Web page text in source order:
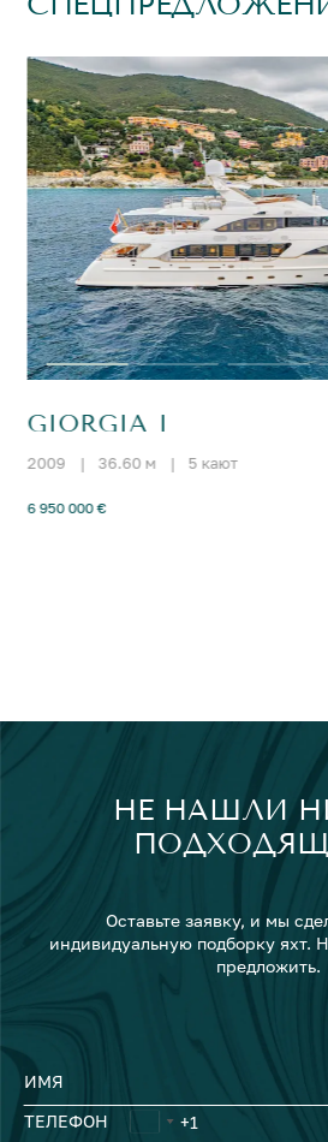
GIORGIA I
2009 | 36.60 м | 5 кают
6 950 000 €
НЕ НАШЛИ
Оставьте заявку, и мы
индивидуальную подборку яхт.
предложить.
ИМЯ
ТЕЛЕФОН